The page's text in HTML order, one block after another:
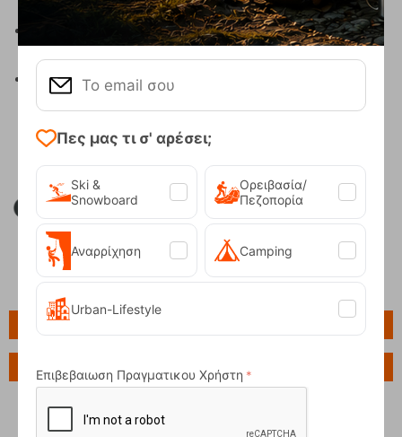
Ανθεκτική κατασκευή για καθημερινή χρήση στη
φύση
Compact σχεδιασμός που εξοικονομεί χώρο στη
μεταφορά
Πληροφορίες
Ερώτηση για το προϊόν
Πες μας τι σ' αρέσει;
Ski &
Snowboard
Ορειβασία/
Πεζοπορία
Αναρρίχηση Camping
Urban-Lifestyle
Επιβεβαιωση Πραγματικου Χρήστη